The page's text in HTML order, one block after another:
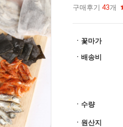
구매후기 43개
ㆍ꽃마가
ㆍ배송비
ㆍ수량
ㆍ원산지